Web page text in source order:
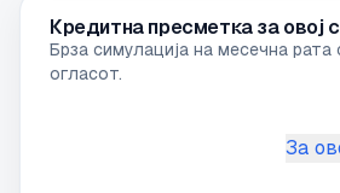
Кредитна пресметка за овој
Брза симулација на месечна
огласот.
За